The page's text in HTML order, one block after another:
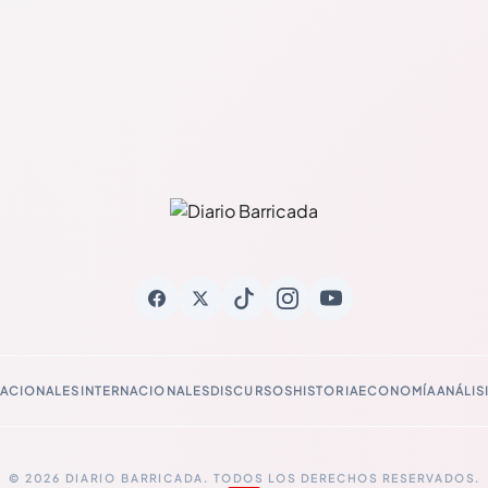
INTERNACIONALESDISCURSOSHISTORIAECONOMÍA
© 2026 DIARIO BARRICADA. TODOS LOS DERECHOS RESERVADOS.